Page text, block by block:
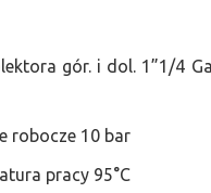
gór. i dol. 1”1/4
robocze 10 bar
pracy 95°C